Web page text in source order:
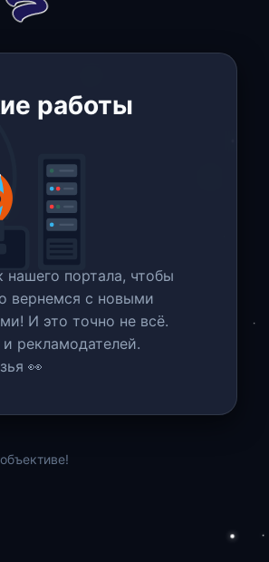
работы
портала, чтобы
вернемся c новыми
И это точно не всё.
рекламодателей.
👀